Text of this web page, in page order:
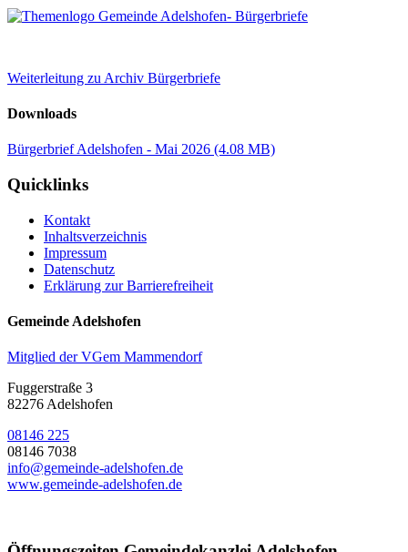
Weiterleitung zu Archiv Bürgerbriefe
Downloads
Bürgerbrief Adelshofen - Mai 2026 (4.08 MB)
Quicklinks
Kontakt
Inhaltsverzeichnis
Impressum
Datenschutz
Erklärung zur Barrierefreiheit
Gemeinde Adelshofen
Mitglied der VGem Mammendorf
Fuggerstraße 3
82276 Adelshofen
08146 225
08146 7038
info@gemeinde-adelshofen.de
www.gemeinde-adelshofen.de